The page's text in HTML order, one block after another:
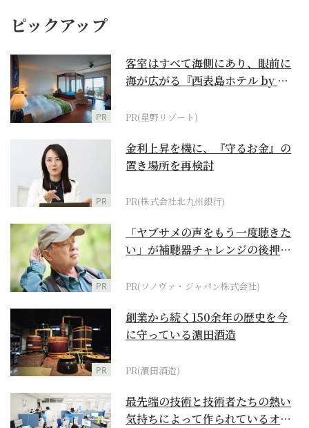
ピックアップ
PR
客室はすべて海側にあり、眼前に
海が広がる『西表島ホテル by 星
PR(星野リゾート)
PR
金利上昇を機に、『守るお金』の
置き場所を再検討
PR(株式会社北九州銀行)
PR
「ヤブサメの声をもう一度聴きた
い」が補聴器チャレンジの後押し
PR(ソノヴァ・ジャパン株式会社)
PR
創業から続く150余年の歴史を今
に守っている濵田酒造
PR(濵田酒造)
最先端の技術と技術者たちの熱い
気持ちによって作られているオー